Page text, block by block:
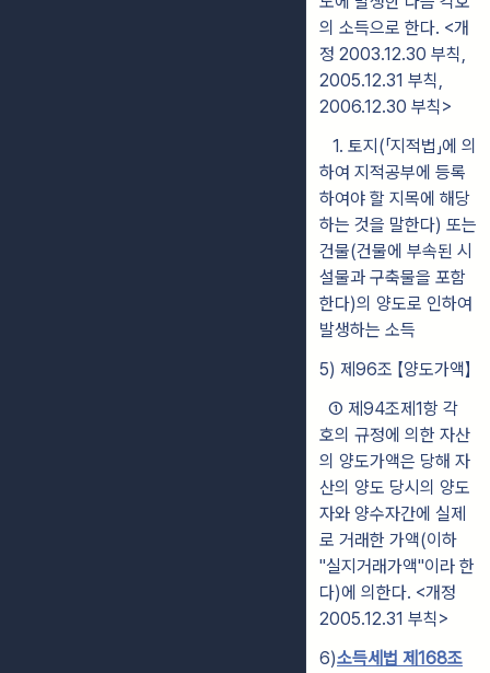
의 소득으로 한다. <개
정 2003.12.30 부칙,
2005.12.31 부칙,
2006.12.30 부칙>
1. 토지(「지적법」에 의
하여 지적공부에 등록
하여야 할 지목에 해당
하는 것을 말한다) 또는
건물(건물에 부속된 시
설물과 구축물을 포함
한다)의 양도로 인하여
발생하는 소득
5) 제96조 【양도가액】
① 제94조제1항 각
호의 규정에 의한 자산
의 양도가액은 당해 자
산의 양도 당시의 양도
자와 양수자간에 실제
로 거래한 가액(이하
"실지거래가액"이라 한
다)에 의한다. <개정
2005.12.31 부칙>
6)소득세법 제168조